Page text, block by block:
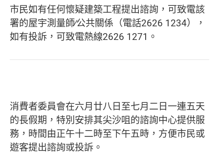
市民如有任何懷疑建築工程提出諮詢，可致電該
署的屋宇測量師∕公共關係（電話2626 1234），
如有投訴，可致電熱線2626 1271。
消費者委員會在六月廿八日至七月二日一連五天
的長假期，特別安排其尖沙咀的諮詢中心提供服
務，時間由正午十二時至下午五時，方便市民或
遊客提出諮詢或投訴。